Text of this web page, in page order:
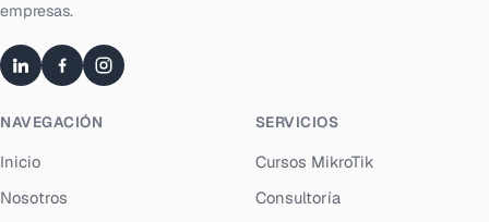
empresas.
NAVEGACIÓN
Inicio
Nosotros
SERVICIOS
Cursos MikroTik
Consultoría